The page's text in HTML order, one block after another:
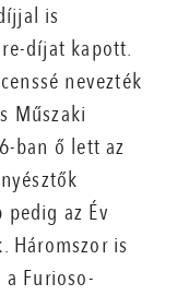
is
díjat kapott.
nevezték
Műszaki
ban ő lett az
az Év
Háromszor is
Furioso-